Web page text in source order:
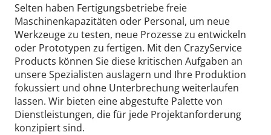
Selten haben Fertigungsbetriebe freie
Maschinenkapazitäten oder Personal, um neue
Werkzeuge zu testen, neue Prozesse zu entwickeln
oder Prototypen zu fertigen. Mit den CrazyService
Products können Sie diese kritischen Aufgaben an
unsere Spezialisten auslagern und Ihre Produktion
fokussiert und ohne Unterbrechung weiterlaufen
lassen. Wir bieten eine abgestufte Palette von
Dienstleistungen, die für jede Projektanforderung
konzipiert sind.